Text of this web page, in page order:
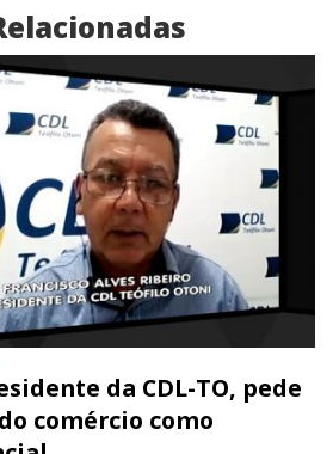
da CDL-TO, pede
comércio como